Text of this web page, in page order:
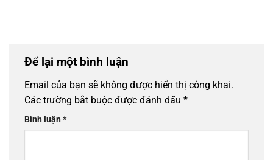
Để lại một bình luận
Email của bạn sẽ không được hiển thị công khai.
Các trường bắt buộc được đánh dấu *
Bình luận*